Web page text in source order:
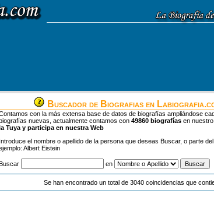
Buscador de Biografias en
con la más extensa base de datos de biografías ampliándose
nuevas, actualmente contamos con 49860 biografías en
Tuya y participa en nuestra Web
Introduce el nombre o apellido de la persona que deseas Buscar, o parte
Albert Eistein
en
Se han encontrado un total de 3040 coincidencias que